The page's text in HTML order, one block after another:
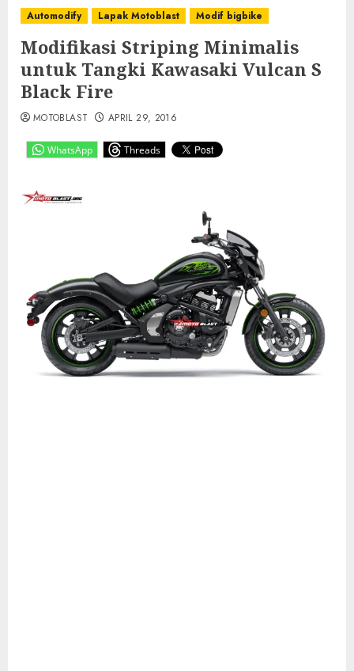
Automodify Lapak Motoblast Modif bigbike
Modifikasi Striping Minimalis
untuk Tangki Kawasaki Vulcan S
Black Fire
WhatsApp Threads
MOTOBLAST APRIL 29, 2016